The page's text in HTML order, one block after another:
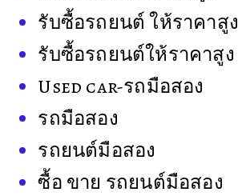
รับซื้อรถยนต์ ให้ราคาสูง
รับซื้อรถยนต์ให้ราคาสูง
Used car-รถมือสอง
รถมือสอง
รถยนต์มือสอง
ซื้อ ขาย รถยนต์มือสอง